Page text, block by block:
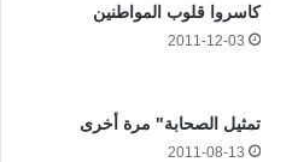
كاسروا قلوب المواطنين
2011-12-03
تمثيل الصحابة" مرة أخرى
2011-08-13